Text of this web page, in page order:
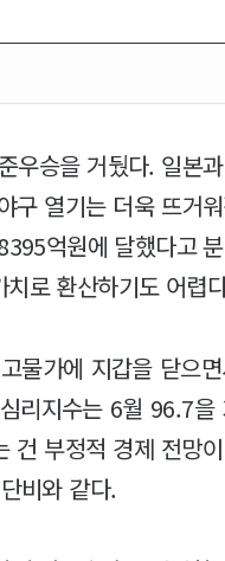
우승을 거뒀다. 일본
구 열기는 더욱 뜨거
억원에 달했다고
로 환산하기도 어렵
물가에 지갑을 닫으
리지수는 6월 96.7을
부정적 경제 전망
비와 같다.